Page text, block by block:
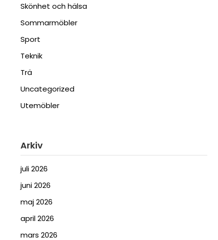
Skönhet och hälsa
Sommarmöbler
Sport
Teknik
Trä
Uncategorized
Utemöbler
Arkiv
juli 2026
juni 2026
maj 2026
april 2026
mars 2026